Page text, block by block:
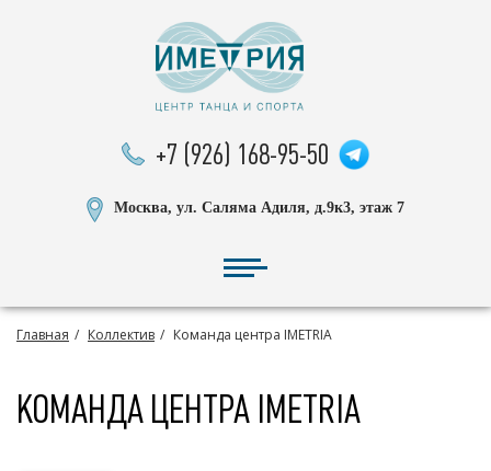
+7 (926) 168-95-50
Москва, ул. Саляма Адиля, д.9к3, этаж 7
Главная Коллектив Команда центра IMETRIA
КОМАНДА ЦЕНТРА IMETRIA